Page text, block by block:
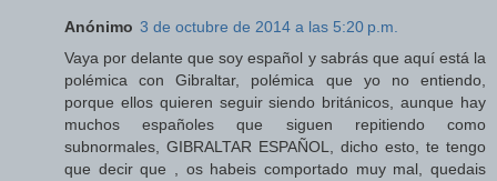
Anónimo 3 de octubre de 2014 a las 5:20 p.m.
Vaya por delante que soy español y sabrás que aquí está la
polémica con Gibraltar, polémica que yo no entiendo,
porque ellos quieren seguir siendo británicos, aunque hay
muchos españoles que siguen repitiendo como
subnormales, GIBRALTAR ESPAÑOL, dicho esto, te tengo
que decir que , os habeis comportado muy mal, quedais